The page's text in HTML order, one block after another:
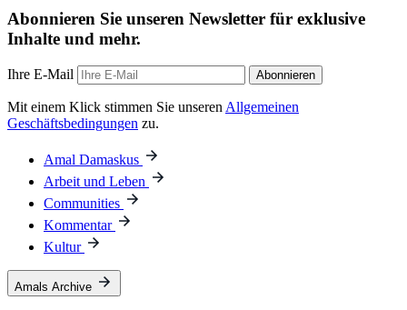
Abonnieren Sie unseren Newsletter für exklusive
Inhalte und mehr.
Ihre E-Mail Abonnieren
Mit einem Klick stimmen Sie unseren Allgemeinen
Geschäftsbedingungen zu.
Amal Damaskus
Arbeit und Leben
Communities
Kommentar
Kultur
Amals Archive